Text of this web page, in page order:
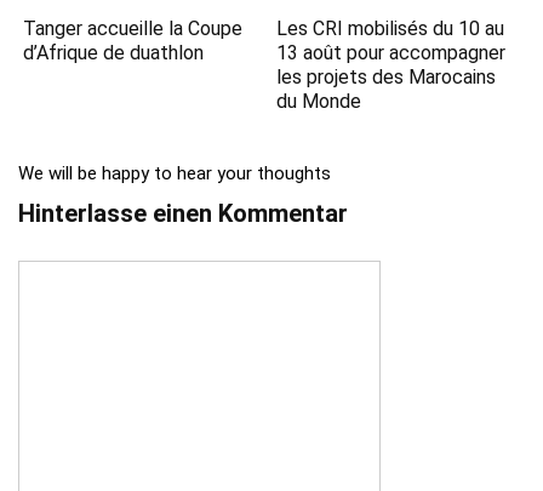
Tanger accueille la Coupe
d’Afrique de duathlon
Les CRI mobilisés du 10 au
13 août pour accompagner
les projets des Marocains
du Monde
We will be happy to hear your thoughts
Hinterlasse einen Kommentar